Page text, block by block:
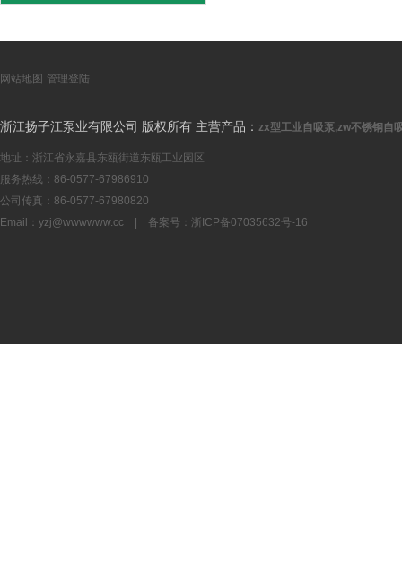
网站地图 管理登陆
浙江扬子江泵业有限公司 版权所有 主营产品： zx型工业自吸泵,zw不锈钢自
地址：浙江省永嘉县东瓯街道东瓯工业园区
服务热线：86-0577-67986910
公司传真：86-0577-67980820
Email： yzj@wwwwww.cc | 备案号： 浙ICP备07035632号-16